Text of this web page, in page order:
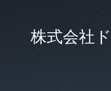
株式会社